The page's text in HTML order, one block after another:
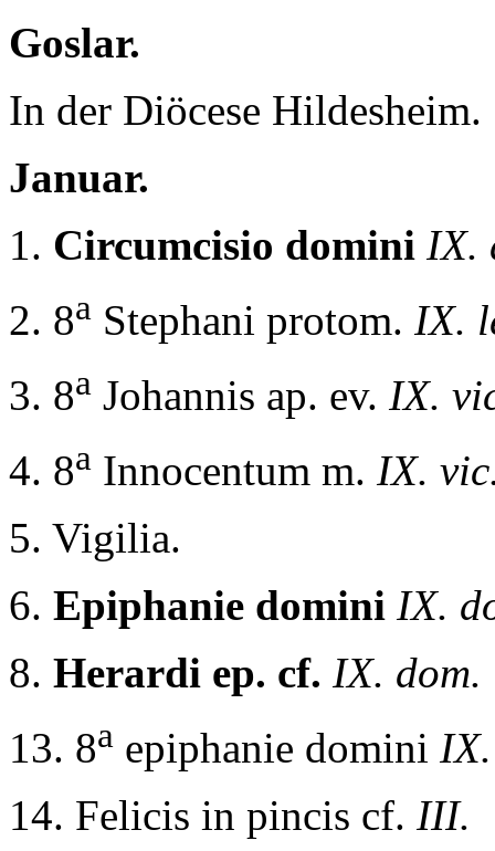
Goslar.
In der Diöcese Hildesheim.
Januar.
1. Circumcisio domini IX.
2. 8a Stephani protom. IX.
3. 8a Johannis ap. ev. IX.
4. 8a Innocentum m. IX.
5. Vigilia.
6. Epiphanie domini IX.
8. Herardi ep. cf. IX. dom.
13. 8a epiphanie domini IX.
14. Felicis in pincis cf. III.